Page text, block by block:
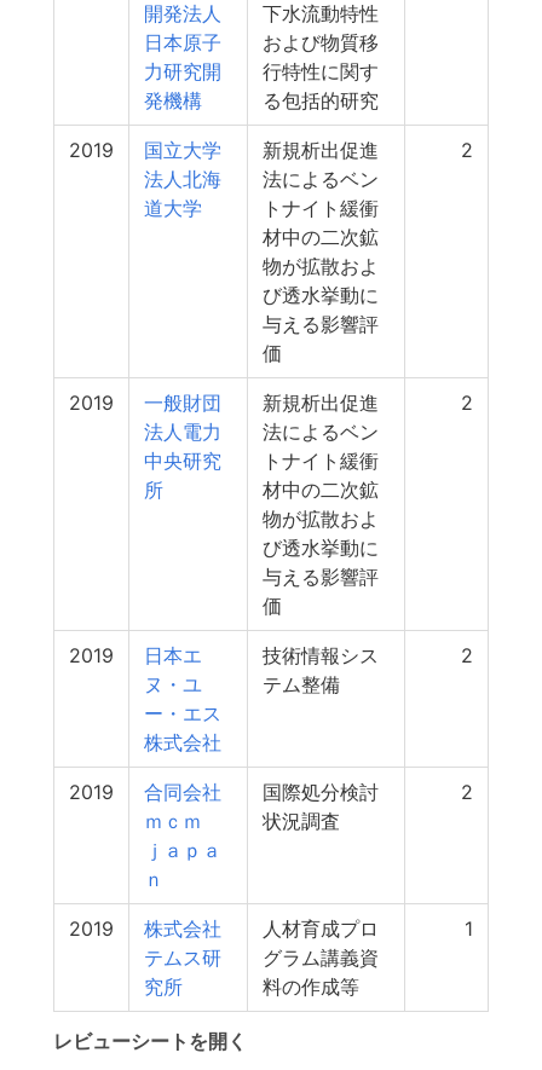
開発法人
日本原子
力研究開
発機構
下水流動特性
および物質移
行特性に関す
る包括的研究
2019
国立大学
法人北海
道大学
新規析出促進
法によるベン
トナイト緩衝
材中の二次鉱
物が拡散およ
び透水挙動に
与える影響評
価
2
2019
一般財団
法人電力
中央研究
所
新規析出促進
法によるベン
トナイト緩衝
材中の二次鉱
物が拡散およ
び透水挙動に
与える影響評
価
2
2019
日本エ
ヌ・ユ
ー・エス
株式会社
技術情報シス
テム整備
2
2019
合同会社
ｍｃｍ
ｊａｐａ
ｎ
国際処分検討
状況調査
2
2019
株式会社
テムス研
究所
人材育成プロ
グラム講義資
料の作成等
1
レビューシートを開く